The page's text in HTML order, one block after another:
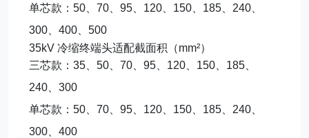
单芯款：50、70、95、120、150、185、240、
300、400、500
35kV 冷缩终端头适配截面积（mm²）
三芯款：35、50、70、95、120、150、185、
240、300
单芯款：50、70、95、120、150、185、240、
300、400